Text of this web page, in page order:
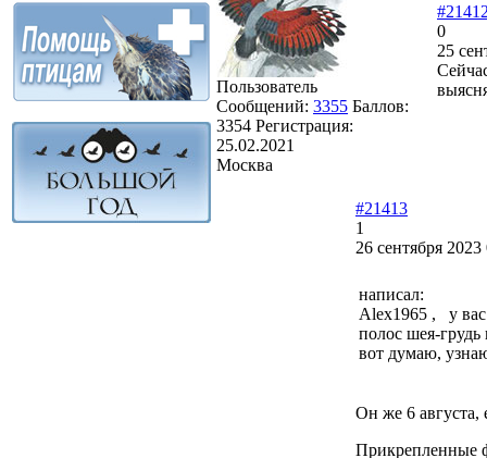
Пользователь
Сообщений: 3355 Баллов:
3354 Регистрация:
25.02.2021
Москва
0
25
#21413
1
26 сентября
написал:
Alex1965 , у вас
полос шея-
вот думаю,
Он же 6 августа,
Прикрепленные